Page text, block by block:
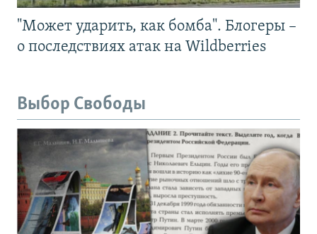
"Может ударить, как бомба". Блогеры –
о последствиях атак на Wildberries
Выбор Свободы